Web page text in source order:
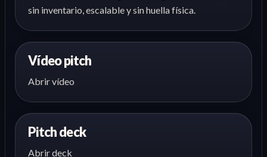
sin inventario, escalable y sin huella física.
Vídeo pitch
Abrir vídeo
Pitch deck
Abrir deck